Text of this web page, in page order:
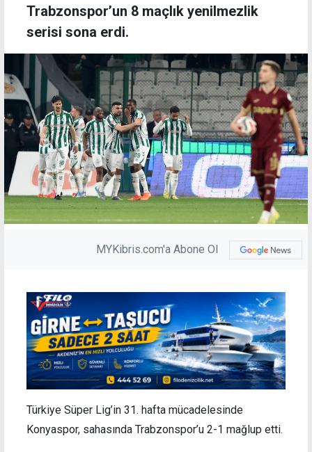
Trabzonspor’un 8 maçlık yenilmezlik
serisi sona erdi.
MYKibris.com'a Abone Ol
Türkiye Süper Lig’in 31. hafta mücadelesinde
Konyaspor, sahasında Trabzonspor’u 2-1 mağlup etti.